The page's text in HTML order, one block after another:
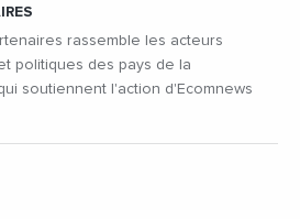
rassemble les acteurs
politiques des pays de la
soutiennent l'action d'Ecomnews